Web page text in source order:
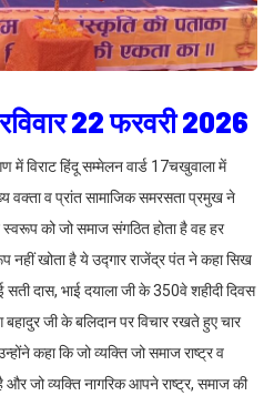
22 फरवरी 2026
में विराट हिंदू सम्मेलन वार्ड 17चखुवाला में
वक्ता व प्रांत सामाजिक समरसता प्रमुख ने
को जो समाज संगठित होता है वह हर
नहीं खोता है ये उद्गार राजेंद्र पंत ने कहा सिख
सती दास, भाई दयाला जी के 350वे शहीदी दिवस
बहादुर जी के बलिदान पर विचार रखते हुए चार
कहा कि जो व्यक्ति जो समाज राष्ट्र व
जो व्यक्ति नागरिक आपने राष्ट्र, समाज की